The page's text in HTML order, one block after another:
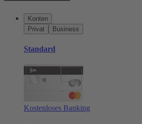
Konten
Privat
Business
Standard
Kostenloses Banking